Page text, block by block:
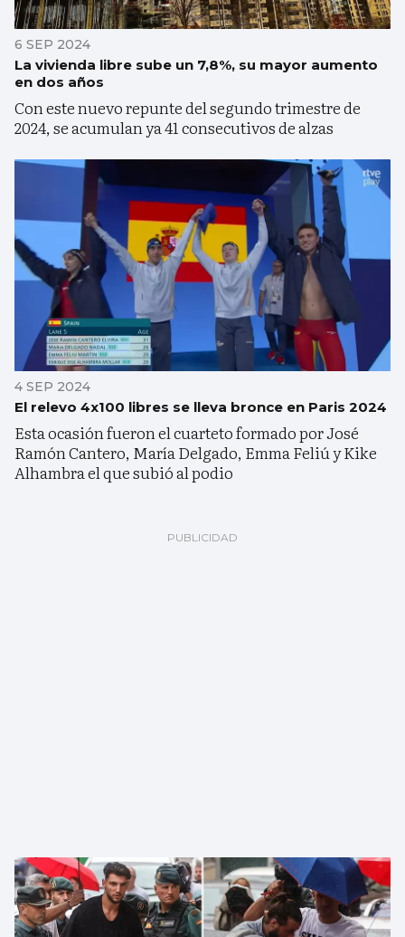
6 SEP 2024
La vivienda libre sube un 7,8%, su mayor aumento
en dos años
Con este nuevo repunte del segundo trimestre de
2024, se acumulan ya 41 consecutivos de alzas
4 SEP 2024
El relevo 4x100 libres se lleva bronce en Paris 2024
Esta ocasión fueron el cuarteto formado por José
Ramón Cantero, María Delgado, Emma Feliú y Kike
Alhambra el que subió al podio